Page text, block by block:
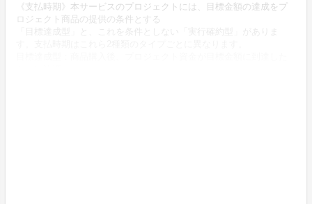
《支払時期》本サービスのプロジェクトには、目標金額の達成をプ
ロジェクト商品の提供の条件とする